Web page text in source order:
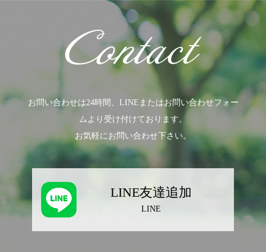
お問い合わせは24時間、LINEまたはお問い合わせフォー
ムより受け付けております。
お気軽にお問い合わせ下さい。
LINE友達追加
LINE